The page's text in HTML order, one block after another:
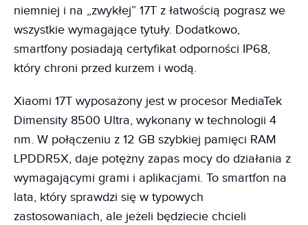
niemniej i na „zwykłej” 17T z łatwością pograsz we
wszystkie wymagające tytuły. Dodatkowo,
smartfony posiadają certyfikat odporności IP68,
który chroni przed kurzem i wodą.
Xiaomi 17T wyposażony jest w procesor MediaTek
Dimensity 8500 Ultra, wykonany w technologii 4
nm. W połączeniu z 12 GB szybkiej pamięci RAM
LPDDR5X, daje potężny zapas mocy do działania z
wymagającymi grami i aplikacjami. To smartfon na
lata, który sprawdzi się w typowych
zastosowaniach, ale jeżeli będziecie chcieli